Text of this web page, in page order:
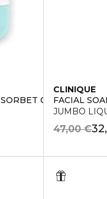
CREME
CLINIQUE
FACIAL
JUMBO
47,00 €